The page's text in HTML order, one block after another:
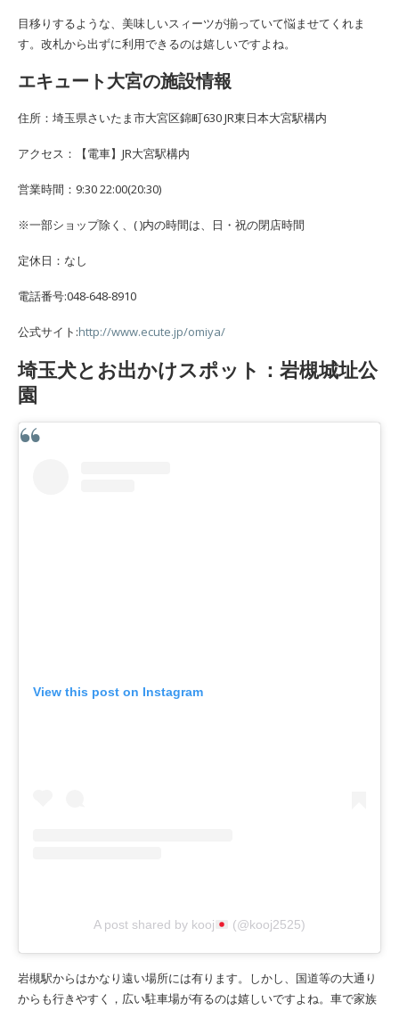
目移りするような、美味しいスィーツが揃っていて悩ませてくれま
す。改札から出ずに利用できるのは嬉しいですよね。
エキュート大宮の施設情報
住所：埼玉県さいたま市大宮区錦町630 JR東日本大宮駅構内
アクセス：【電車】JR大宮駅構内
営業時間：9:30 22:00(20:30)
※一部ショップ除く、( )内の時間は、日・祝の閉店時間
定休日：なし
電話番号:048-648-8910
公式サイト:http://www.ecute.jp/omiya/
埼玉犬とお出かけスポット：岩槻城址公
園
View this post on Instagram
A post shared by kooj (@kooj2525)
岩槻駅からはかなり遠い場所には有ります。しかし、国道等の大通り
からも行きやすく，広い駐車場が有るのは嬉しいですよね。車で家族